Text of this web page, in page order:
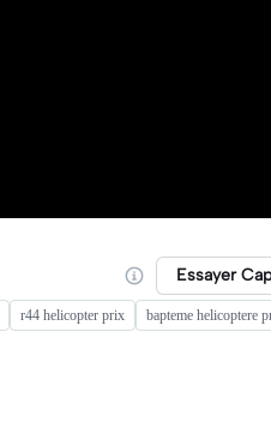
Essayer
r44 helicopter prix
bapteme helicoptere